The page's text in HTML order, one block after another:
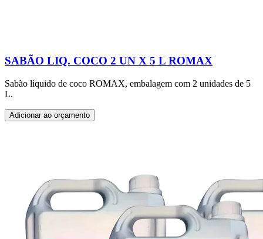
SABÃO LIQ. COCO 2 UN X 5 L ROMAX
Sabão líquido de coco ROMAX, embalagem com 2 unidades de 5
L.
Adicionar ao orçamento